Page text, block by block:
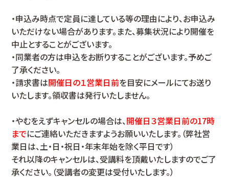
・申込み時点で定員に達している等の理由により、お申込み
いただけない場合があります。また、募集状況により開催を
中止とすることがございます。
・同業者の方は申込をお断りすることがございます。予めご
了承ください。
・請求書は開催日の１営業日前を目安にメールにてお送り
いたします。領収書は発行いたしません。
・やむをえずキャンセルの場合は、開催日３営業日前の17時
までにご連絡いただきますようお願いいたします。（弊社営
業日は、土・日・祝日・年末年始を除く平日です）
それ以降のキャンセルは、受講料を頂戴いたしますのでご了
承ください。（受講者の変更は受付いたします。）